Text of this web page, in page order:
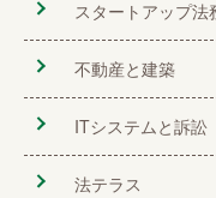
スタートアップ法
不動産と建築
ITシステムと訴訟
法テラス